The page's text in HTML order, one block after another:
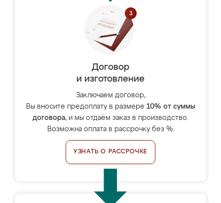
Договор
и изготовление
Заключаем договор,
Вы вносите предоплату в размере 10% от суммы
договора, и мы отдаём заказ в производство.
Возможна оплата в рассрочку без %.
УЗНАТЬ О РАССРОЧКЕ